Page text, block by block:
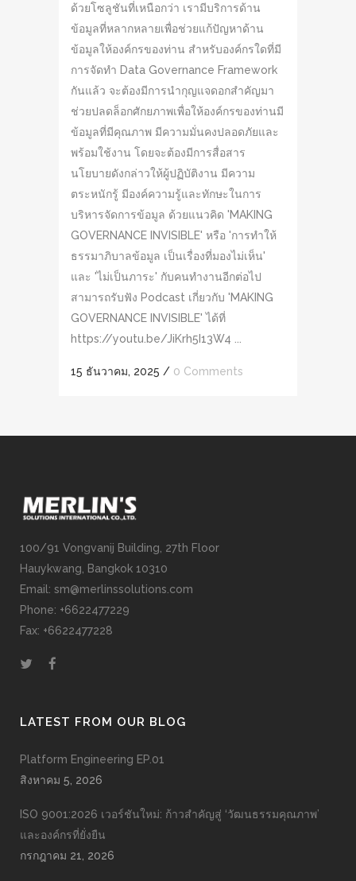
ด้วยโซลูชันที่เหนือกว่า เรามีบริการด้าน
ข้อมูลที่หลากหลายเพื่อช่วยแก้ปัญหาด้าน
ข้อมูลให้องค์กรของท่าน สำหรับองค์กรใดที่มี
การจัดทำ Data Governance Framework
กันแล้ว จะต้องมีการนำกุญแจดอกสำคัญมา
ช่วยปลดล็อกศักยภาพเพื่อให้องค์กรของท่านมี
ข้อมูลที่มีคุณภาพ มีความมั่นคงปลอดภัยและ
พร้อมใช้งาน โดยจะต้องมีการสื่อสาร
นโยบายดังกล่าวให้ผู้ปฏิบัติงาน มีความ
ตระหนักรู้ มีองค์ความรู้และทักษะในการ
บริหารจัดการข้อมูล ด้วยแนวคิด 'MAKING
GOVERNANCE INVISIBLE' หรือ 'การทำให้
ธรรมาภิบาลข้อมูล เป็นเรื่องที่มองไม่เห็น'
และ 'ไม่เป็นภาระ' กับคนทำงานอีกต่อไป
สามารถรับฟัง Podcast เกี่ยวกับ 'MAKING
GOVERNANCE INVISIBLE' ได้ที่
https://youtu.be/JiKrh5I13W4 ...
15 ธันวาคม, 2025 / 0 Comments
100/91 Vongvanij Building, 27th Floor
Hauykwang, Bangkok 10310
Email: sm@merlinssolutions.com
Phone: +6622477229
Fax: +6622477228
LATEST FROM OUR BLOG
Platform Engineering EP.01
สิงหาคม 5, 2026
ISO 9001:2026 เวอร์ชันใหม่: ก้าวสำคัญสู่ ‘วัฒนธรรมคุณภาพ’
และองค์กรที่ยั่งยืน
กรกฎาคม 21, 2026